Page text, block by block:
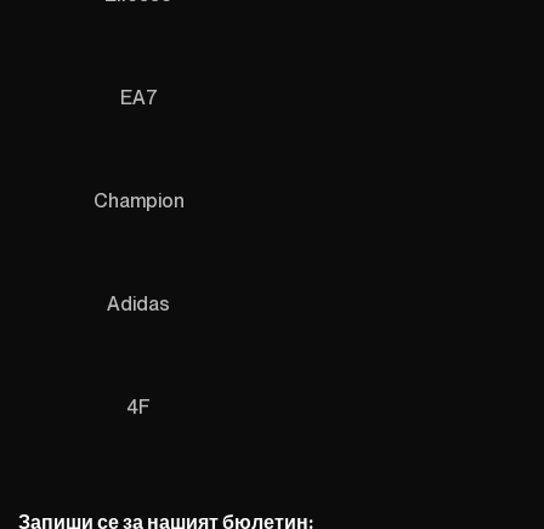
EA7
Champion
Adidas
4F
Запиши се за нашият бюлетин: